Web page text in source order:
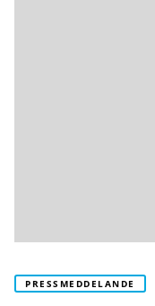
PRESSMEDDELANDE